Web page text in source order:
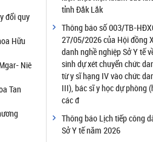
đổi quy
Hữu
Niê
Tan
Công bố đủ điều kiện
côn trùng, diệt khuẩn
Công bố cơ sở đủ điều
trường lao động
Công bố hồ sơ về trang
Công bố cơ sở đủ điều
Cơ sở Massage đủ điều
Cơ sở thẩm mỹ đủ điều
tỉnh Đắk Lắk
Thông báo số 003/TB-
27/05/2026 của Hội đồng
danh nghề nghiệp Sở Y tế
sinh dự xét chuyển chức
từ y sĩ hạng IV vào chức
III), bác sĩ y học dự phòng
các đ
Thông báo Lịch tiếp công
Sở Y tế năm 2026